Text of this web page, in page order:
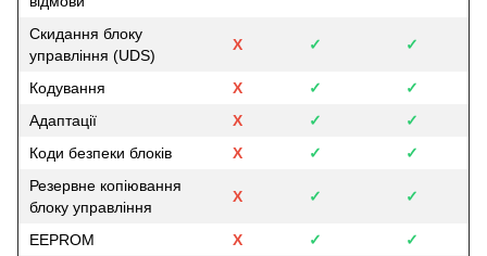
Скидання блоку
управління (UDS)
Х ✓ ✓
Кодування Х ✓
✓
Адаптації
Х ✓
✓
Коди безпеки блоків
Х ✓
✓
Резервне копіювання
блоку управління
Х ✓ ✓
EEPROM Х ✓ ✓